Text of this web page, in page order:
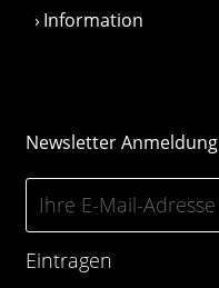
Information
Newsletter Anmeldung
Eintragen